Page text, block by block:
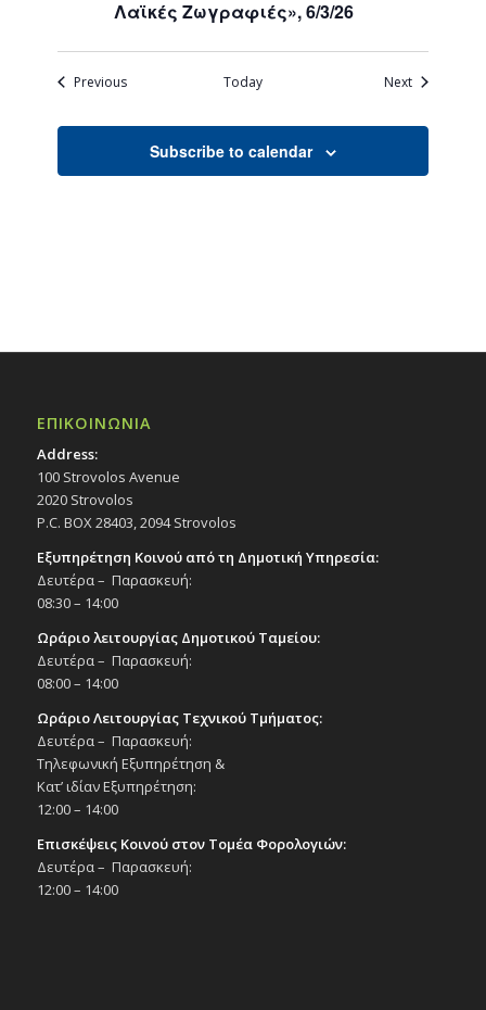
Λαϊκές Ζωγραφιές», 6/3/26
PreviousEvents Today NextEvents
Subscribe to calendar
ΕΠΙΚΟΙΝΩΝΙΑ
Address:
100 Strovolos Avenue
2020 Strovolos
P.C. BOX 28403, 2094 Strovolos
Εξυπηρέτηση Κοινού από τη Δημοτική Υπηρεσία:
Δευτέρα – Παρασκευή:
08:30 – 14:00
Ωράριο λειτουργίας Δημοτικού Ταμείου:
Δευτέρα – Παρασκευή:
08:00 – 14:00
Ωράριο Λειτουργίας Τεχνικού Τμήματος:
Δευτέρα – Παρασκευή:
Τηλεφωνική Εξυπηρέτηση &
Κατ’ ιδίαν Εξυπηρέτηση:
12:00 – 14:00
Επισκέψεις Κοινού στον Τομέα Φορολογιών:
Δευτέρα – Παρασκευή:
12:00 – 14:00